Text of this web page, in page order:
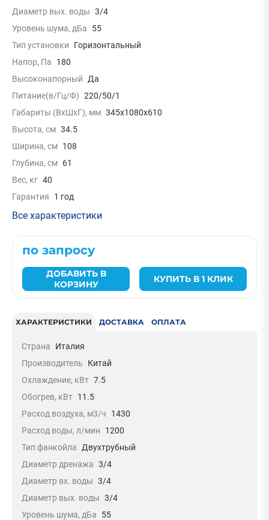
Диаметр вых. воды 3/4
Уровень шума, дБа
55
Тип установки
Горизонтальный
Напор, Па
180
Высоконапорный
Да
Питание(в/Гц/Ф) 220/50/1
Габариты (ВxШxГ), мм 345x1080x610
Высота, см 34.5
Ширина, см 108
Глубина, см 61
Вес, кг 40
Гарантия
1 год
Все характеристики
по запросу
ДОБАВИТЬ В
КОРЗИНУ
КУПИТЬ В 1 КЛИК
ХАРАКТЕРИСТИКИ ДОСТАВКА ОПЛАТА
Страна
Италия
Производитель
Китай
Охлаждение, кВт 7.5
Обогрев, кВт 11.5
Расход воздуха, м3/ч
1430
Расход воды, л/мин
1200
Тип фанкойла
Двухтрубный
Диаметр дренажа 3/4
Диаметр вх. воды 3/4
Диаметр вых. воды 3/4
Уровень шума, дБа
55